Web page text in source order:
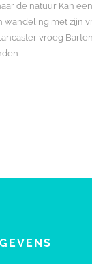
de natuur Kan
wandeling met zijn
vroeg